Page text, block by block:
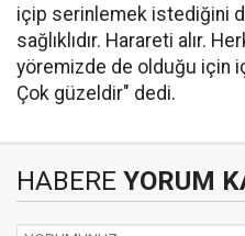
içip serinlemek istediğini
sağlıklıdır. Harareti alır.
yöremizde de olduğu için
Çok güzeldir" dedi.
HABERE YORUM